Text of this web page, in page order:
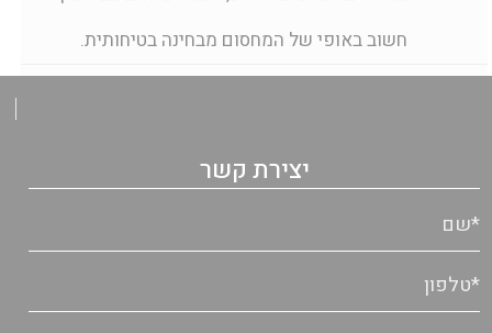
חשוב באופי של המחסום מבחינה בטיחותית.
יצירת קשר